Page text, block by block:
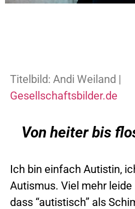
Titelbild: Andi Weiland |
Gesellschaftsbilder.de
Von heiter bis
Ich bin einfach Autistin,
Autismus. Viel mehr leide
dass “autistisch” als